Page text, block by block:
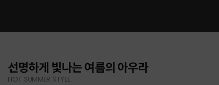
선명하게 빛나는 여름의 아우라
HOT SUMMER STYLE